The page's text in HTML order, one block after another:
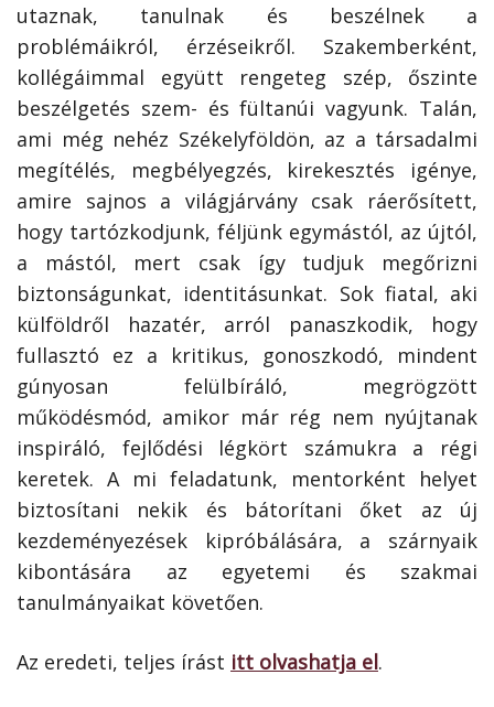
utaznak, tanulnak és beszélnek a
problémáikról, érzéseikről. Szakemberként,
kollégáimmal együtt rengeteg szép, őszinte
beszélgetés szem- és fültanúi vagyunk. Talán,
ami még nehéz Székelyföldön, az a társadalmi
megítélés, megbélyegzés, kirekesztés igénye,
amire sajnos a világjárvány csak ráerősített,
hogy tartózkodjunk, féljünk egymástól, az újtól,
a mástól, mert csak így tudjuk megőrizni
biztonságunkat, identitásunkat. Sok fiatal, aki
külföldről hazatér, arról panaszkodik, hogy
fullasztó ez a kritikus, gonoszkodó, mindent
gúnyosan felülbíráló, megrögzött
működésmód, amikor már rég nem nyújtanak
inspiráló, fejlődési légkört számukra a régi
keretek. A mi feladatunk, mentorként helyet
biztosítani nekik és bátorítani őket az új
kezdeményezések kipróbálására, a szárnyaik
kibontására az egyetemi és szakmai
tanulmányaikat követően.
Az eredeti, teljes írást itt olvashatja el.